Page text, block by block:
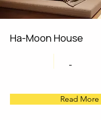
Ha-Moon House
-
Read More